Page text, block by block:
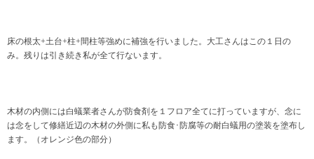
床の根太+土台+柱+間柱等強めに補強を行いました。大工さんはこの１日の
み。残りは引き続き私が全て行ないます。
木材の内側には白蟻業者さんが防食剤を１フロア全てに打っていますが、念に
は念をして修繕近辺の木材の外側に私も防食･防腐等の耐白蟻用の塗装を塗布し
ます。（オレンジ色の部分）